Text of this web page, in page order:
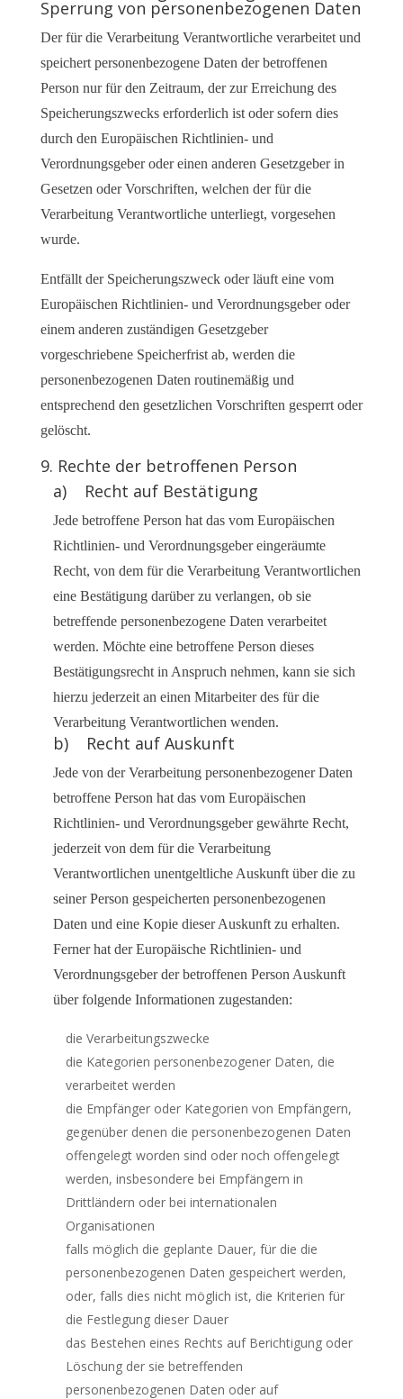
Sperrung von personenbezogenen Daten
Der für die Verarbeitung Verantwortliche verarbeitet und
speichert personenbezogene Daten der betroffenen
Person nur für den Zeitraum, der zur Erreichung des
Speicherungszwecks erforderlich ist oder sofern dies
durch den Europäischen Richtlinien- und
Verordnungsgeber oder einen anderen Gesetzgeber in
Gesetzen oder Vorschriften, welchen der für die
Verarbeitung Verantwortliche unterliegt, vorgesehen
wurde.
Entfällt der Speicherungszweck oder läuft eine vom
Europäischen Richtlinien- und Verordnungsgeber oder
einem anderen zuständigen Gesetzgeber
vorgeschriebene Speicherfrist ab, werden die
personenbezogenen Daten routinemäßig und
entsprechend den gesetzlichen Vorschriften gesperrt oder
gelöscht.
9. Rechte der betroffenen Person
a) Recht auf Bestätigung
Jede betroffene Person hat das vom Europäischen
Richtlinien- und Verordnungsgeber eingeräumte
Recht, von dem für die Verarbeitung Verantwortlichen
eine Bestätigung darüber zu verlangen, ob sie
betreffende personenbezogene Daten verarbeitet
werden. Möchte eine betroffene Person dieses
Bestätigungsrecht in Anspruch nehmen, kann sie sich
hierzu jederzeit an einen Mitarbeiter des für die
Verarbeitung Verantwortlichen wenden.
b) Recht auf Auskunft
Jede von der Verarbeitung personenbezogener Daten
betroffene Person hat das vom Europäischen
Richtlinien- und Verordnungsgeber gewährte Recht,
jederzeit von dem für die Verarbeitung
Verantwortlichen unentgeltliche Auskunft über die zu
seiner Person gespeicherten personenbezogenen
Daten und eine Kopie dieser Auskunft zu erhalten.
Ferner hat der Europäische Richtlinien- und
Verordnungsgeber der betroffenen Person Auskunft
über folgende Informationen zugestanden:
die Verarbeitungszwecke
die Kategorien personenbezogener Daten, die
verarbeitet werden
die Empfänger oder Kategorien von Empfängern,
gegenüber denen die personenbezogenen Daten
offengelegt worden sind oder noch offengelegt
werden, insbesondere bei Empfängern in
Drittländern oder bei internationalen
Organisationen
falls möglich die geplante Dauer, für die die
personenbezogenen Daten gespeichert werden,
oder, falls dies nicht möglich ist, die Kriterien für
die Festlegung dieser Dauer
das Bestehen eines Rechts auf Berichtigung oder
Löschung der sie betreffenden
personenbezogenen Daten oder auf